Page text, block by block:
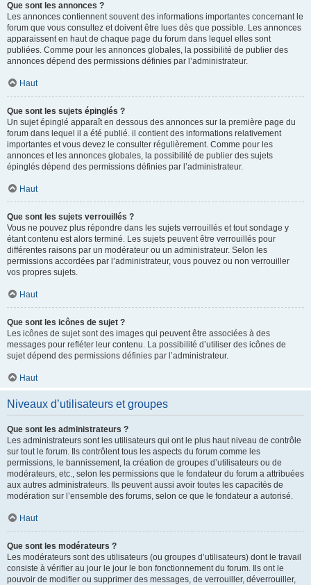
Que sont les annonces ?
Les annonces contiennent souvent des informations importantes concernant le
forum que vous consultez et doivent être lues dès que possible. Les annonces
apparaissent en haut de chaque page du forum dans lequel elles sont
publiées. Comme pour les annonces globales, la possibilité de publier des
annonces dépend des permissions définies par l’administrateur.
Haut
Que sont les sujets épinglés ?
Un sujet épinglé apparaît en dessous des annonces sur la première page du
forum dans lequel il a été publié. il contient des informations relativement
importantes et vous devez le consulter régulièrement. Comme pour les
annonces et les annonces globales, la possibilité de publier des sujets
épinglés dépend des permissions définies par l’administrateur.
Haut
Que sont les sujets verrouillés ?
Vous ne pouvez plus répondre dans les sujets verrouillés et tout sondage y
étant contenu est alors terminé. Les sujets peuvent être verrouillés pour
différentes raisons par un modérateur ou un administrateur. Selon les
permissions accordées par l’administrateur, vous pouvez ou non verrouiller
vos propres sujets.
Haut
Que sont les icônes de sujet ?
Les icônes de sujet sont des images qui peuvent être associées à des
messages pour refléter leur contenu. La possibilité d’utiliser des icônes de
sujet dépend des permissions définies par l’administrateur.
Haut
Niveaux d’utilisateurs et groupes
Que sont les administrateurs ?
Les administrateurs sont les utilisateurs qui ont le plus haut niveau de contrôle
sur tout le forum. Ils contrôlent tous les aspects du forum comme les
permissions, le bannissement, la création de groupes d’utilisateurs ou de
modérateurs, etc., selon les permissions que le fondateur du forum a attribuées
aux autres administrateurs. Ils peuvent aussi avoir toutes les capacités de
modération sur l’ensemble des forums, selon ce que le fondateur a autorisé.
Haut
Que sont les modérateurs ?
Les modérateurs sont des utilisateurs (ou groupes d’utilisateurs) dont le travail
consiste à vérifier au jour le jour le bon fonctionnement du forum. Ils ont le
pouvoir de modifier ou supprimer des messages, de verrouiller, déverrouiller,